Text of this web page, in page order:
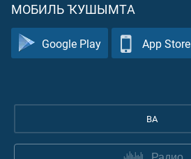
МОБИЛЬ ҠУШЫМТА
Google Play App Store
BA